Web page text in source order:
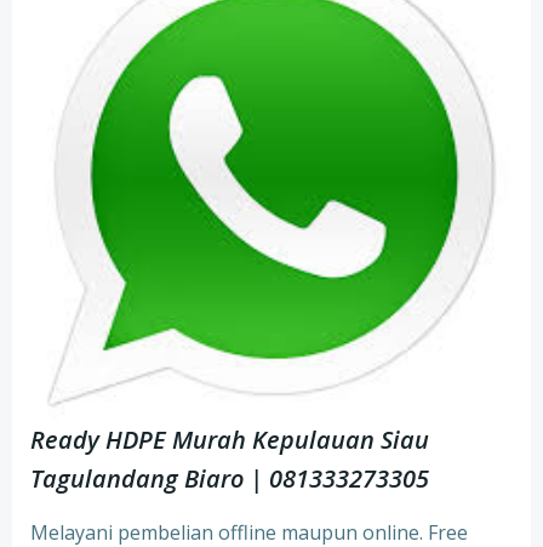
Ready HDPE Murah Kepulauan Siau
Tagulandang Biaro | 081333273305
Melayani pembelian offline maupun online. Free